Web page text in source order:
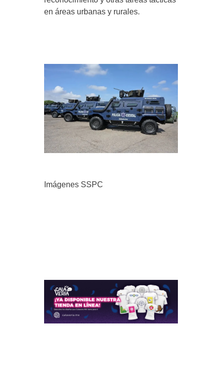
en áreas urbanas y rurales.
Imágenes SSPC